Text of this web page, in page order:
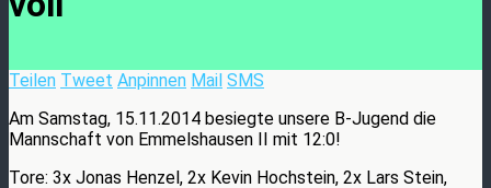
Teilen Tweet Anpinnen Mail SMS
Am Samstag, 15.11.2014 besiegte unsere B-Jugend die
Mannschaft von Emmelshausen II mit 12:0!
Tore: 3x Jonas Henzel, 2x Kevin Hochstein, 2x Lars Stein,